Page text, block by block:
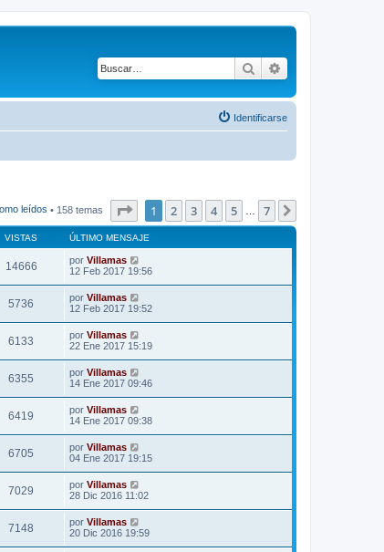
Buscar
Identificarse
leídos • 158 temas Página1 de
1 2 3 4 5 7
VISTAS ÚLTIMO MENSAJE
14666 por Villamas
12 Feb 2017 19:56
5736 por Villamas
12 Feb 2017 19:52
6133 por Villamas
22 Ene 2017 15:19
6355 por Villamas
14 Ene 2017 09:46
6419 por Villamas
14 Ene 2017 09:38
6705 por Villamas
04 Ene 2017 19:15
7029 por Villamas
28 Dic 2016 11:02
7148 por Villamas
20 Dic 2016 19:59